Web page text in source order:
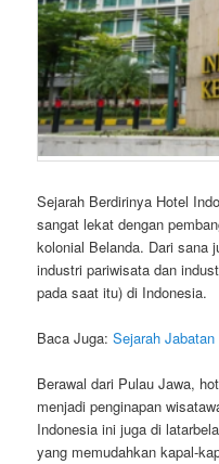
Sejarah Berdirinya Hotel
sangat lekat dengan
kolonial Belanda. Dari sana
industri pariwisata dan
pada saat itu) di Indonesia.
Baca Juga:Sejarah
Berawal dari Pulau Jawa,
menjadi penginapan
Indonesia ini juga di
yang memudahkan kapal-